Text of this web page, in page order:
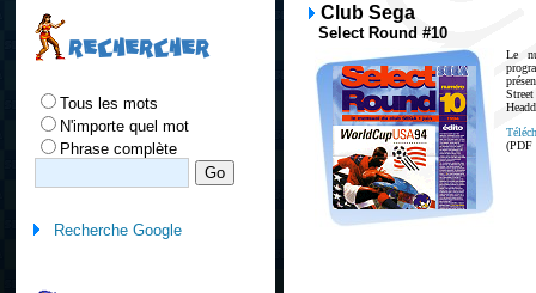
Club Sega
Select Round #10
Le
(PDF
RECHERCHER
Tous les mots
N'importe quel mot
Phrase complète
Recherche Google